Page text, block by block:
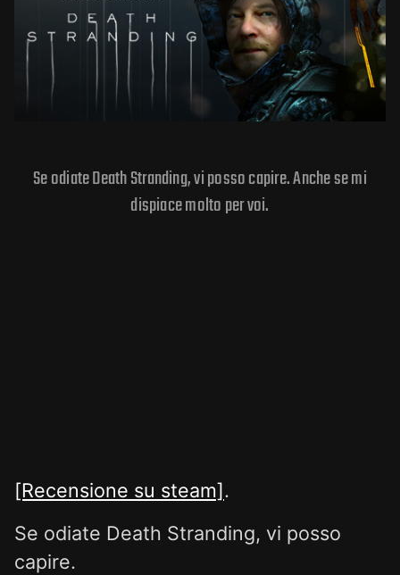
Se odiate Death Stranding, vi posso capire. Anche se mi
dispiace molto per voi.
[Recensione su steam].
Se odiate Death Stranding, vi posso
capire.